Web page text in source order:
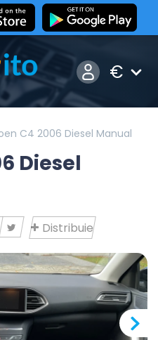
€
C4 2006 Diesel Manual
Diesel
Distribuie